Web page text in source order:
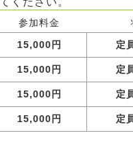
参加料金
15,000円 定
15,000円 定
15,000円 定
15,000円 定